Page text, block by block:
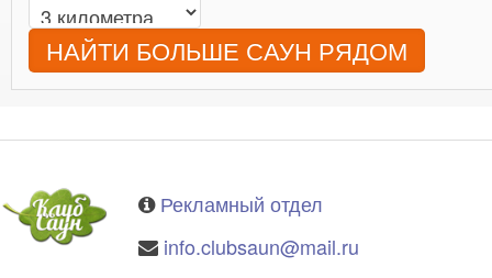
НАЙТИ БОЛЬШЕ САУН РЯДОМ
Рекламный отдел
info.clubsaun@mail.ru